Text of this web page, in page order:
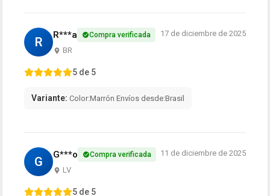
R R***a Compra verificada
BR
17 de diciembre de 2025
5 de 5
Variante: Color:Marrón Envíos desde:Brasil
G G***o Compra verificada
LV
11 de diciembre de 2025
5 de 5